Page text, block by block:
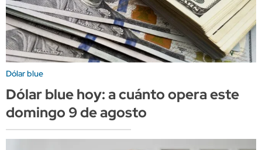
Dólar blue
Dólar blue hoy: a cuánto opera este
domingo 9 de agosto